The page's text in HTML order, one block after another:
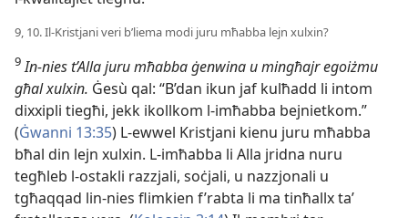
9, 10. Il-Kristjani veri b’liema modi juru mħabba lejn xulxin?
9 In-nies t’Alla juru mħabba ġenwina u mingħajr egoiżmu
għal xulxin. Ġesù qal: “B’dan ikun jaf kulħadd li intom
dixxipli tiegħi, jekk ikollkom l-imħabba bejnietkom.”
(Ġwanni 13:35) L-ewwel Kristjani kienu juru mħabba
bħal din lejn xulxin. L-imħabba li Alla jridna nuru
tegħleb l-ostakli razzjali, soċjali, u nazzjonali u
tgħaqqad lin-nies flimkien f’rabta li ma tinħallx taʼ